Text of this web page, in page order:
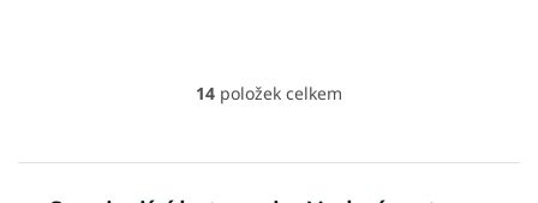
O
á
d
14 položek celkem